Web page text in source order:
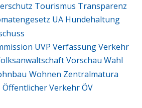
Tourismus Transparenz
UA Hundehaltung
UVP Verfassung Verkehr
Vorschau Wahl
Wohnen Zentralmatura
Öffentlicher Verkehr ÖV